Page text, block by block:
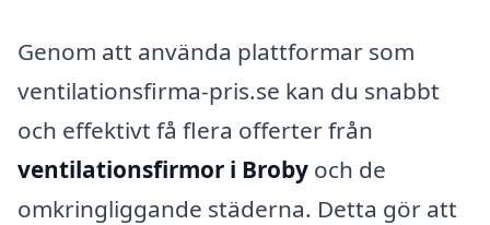
Genom att använda plattformar som
ventilationsfirma-pris.se kan du snabbt
och effektivt få flera offerter från
ventilationsfirmor i Broby och de
omkringliggande städerna. Detta gör att